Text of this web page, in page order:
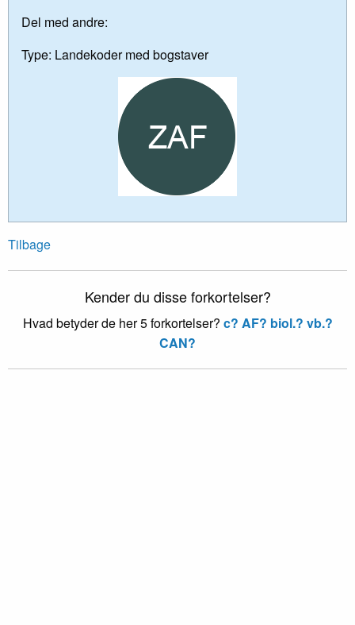
Del med andre:
Type: Landekoder med bogstaver
Tilbage
Kender du disse forkortelser?
Hvad betyder de her 5 forkortelser? c? AF? biol.? vb.?
CAN?